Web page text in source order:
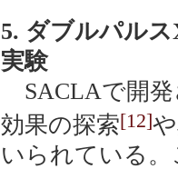
5. ダブルパル
実験
SACLAで開発
効果の探索[12]
いられている